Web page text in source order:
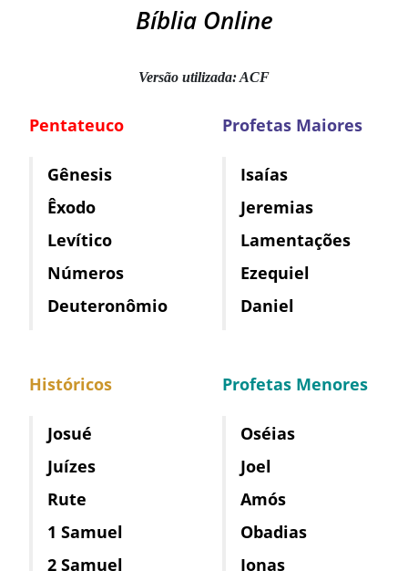
Bíblia Online
Versão utilizada: ACF
Pentateuco
Gênesis
Êxodo
Levítico
Números
Deuteronômio
Históricos
Josué
Juízes
Rute
1 Samuel
2 Samuel
Profetas Maiores
Isaías
Jeremias
Lamentações
Ezequiel
Daniel
Profetas Menores
Oséias
Joel
Amós
Obadias
Jonas